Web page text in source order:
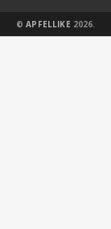
©APFELLIKE 2026.